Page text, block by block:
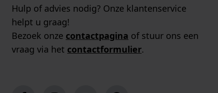
Hulp of advies nodig? Onze klantenservice
helpt u graag!
Bezoek onze contactpagina of stuur ons een
vraag via het contactformulier.